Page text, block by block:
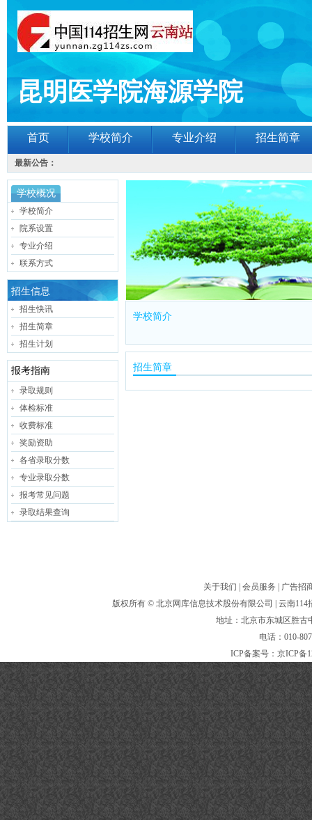
昆明医学院海源学院
首页 学校简介 专业介绍 招生简章
最新公告：
学校概况
学校简介
院系设置
专业介绍
联系方式
招生信息
招生快讯
招生简章
招生计划
报考指南
录取规则
体检标准
收费标准
奖励资助
各省录取分数
专业录取分数
报考常见问题
录取结果查询
学校简介
招生简章
关于我们 会员服务
广告招
版权所有 © 北京网库信息技术股份有限公司
| 云南
地址：北京市东城区胜
电话：010-
ICP备案号： 京ICP备